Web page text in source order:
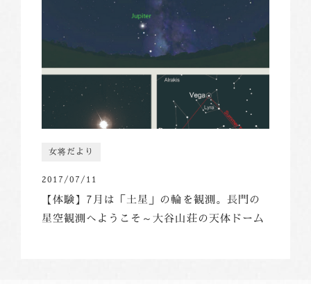
女将だより
2017/07/11
【体験】7月は「土星」の輪を観測。長門の
星空観測へようこそ～大谷山荘の天体ドーム